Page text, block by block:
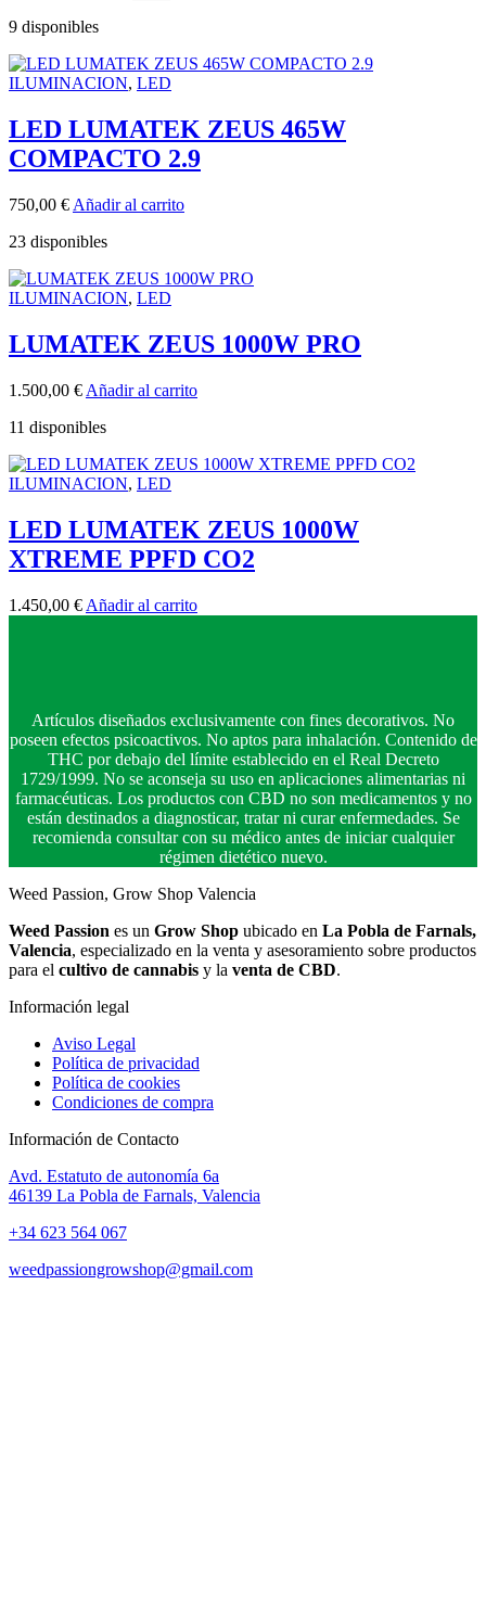
9 disponibles
ILUMINACION, LED
LED LUMATEK ZEUS 465W
COMPACTO 2.9
750,00 € Añadir al carrito
23 disponibles
ILUMINACION, LED
LUMATEK ZEUS 1000W PRO
1.500,00 € Añadir al carrito
11 disponibles
ILUMINACION, LED
LED LUMATEK ZEUS 1000W
XTREME PPFD CO2
1.450,00 € Añadir al carrito
Artículos diseñados exclusivamente con fines decorativos. No
poseen efectos psicoactivos. No aptos para inhalación. Contenido de
THC por debajo del límite establecido en el Real Decreto
1729/1999. No se aconseja su uso en aplicaciones alimentarias ni
farmacéuticas. Los productos con CBD no son medicamentos y no
están destinados a diagnosticar, tratar ni curar enfermedades. Se
recomienda consultar con su médico antes de iniciar cualquier
régimen dietético nuevo.
Weed Passion, Grow Shop Valencia
Weed Passion es un Grow Shop ubicado en La Pobla de Farnals,
Valencia, especializado en la venta y asesoramiento sobre productos
para el cultivo de cannabis y la venta de CBD.
Información legal
Aviso Legal
Política de privacidad
Política de cookies
Condiciones de compra
Información de Contacto
Avd. Estatuto de autonomía 6a
46139 La Pobla de Farnals, Valencia
+34 623 564 067
weedpassiongrowshop@gmail.com